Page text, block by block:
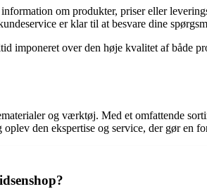
om produkter, priser eller
er klar til at besvare dine
imponeret over den høje kvalitet af både
og værktøj. Med et omfattende
den ekspertise og service, der gør en